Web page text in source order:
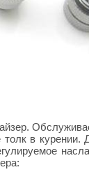
в курении.